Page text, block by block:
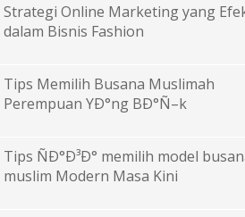
Strategi Online Marketing yang
dalam Bisnis Fashion
Tips Memilih Busana Muslimah
Perempuan YÐ°ng BÐ°Ñ–k
Tips ÑÐ°Ð³Ð° memilih model
muslim Modern Masa Kini